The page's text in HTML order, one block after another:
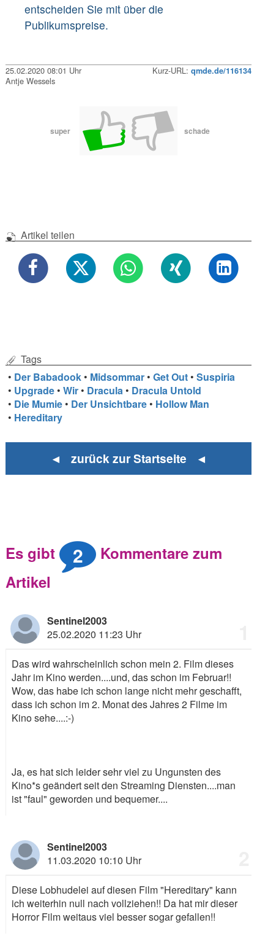
entscheiden Sie mit über die
Publikumspreise.
25.02.2020 08:01 Uhr Kurz-URL: qmde.de/116134
Antje Wessels
super schade
Artikel teilen
Tags
• Der Babadook • Midsommar •Get Out •Suspiria
• Upgrade •Wir • Dracula • Dracula Untold
• Die Mumie • Der Unsichtbare • Hollow Man
• Hereditary
◄ zurück zur Startseite ◄
Es gibt 2
Kommentare zum
Artikel
Sentinel2003
25.02.2020 11:23 Uhr
Das wird wahrscheinlich schon mein 2. Film dieses
Jahr im Kino werden....und, das schon im Februar!!
Wow, das habe ich schon lange nicht mehr geschafft,
dass ich schon im 2. Monat des Jahres 2 Filme im
Kino sehe....:-)
Ja, es hat sich leider sehr viel zu Ungunsten des
Kino*s geändert seit den Streaming Diensten....man
ist "faul" geworden und bequemer....
Sentinel2003
11.03.2020 10:10 Uhr
Diese Lobhudelei auf diesen Film "Hereditary" kann
ich weiterhin null nach vollziehen!! Da hat mir dieser
Horror Film weitaus viel besser sogar gefallen!!